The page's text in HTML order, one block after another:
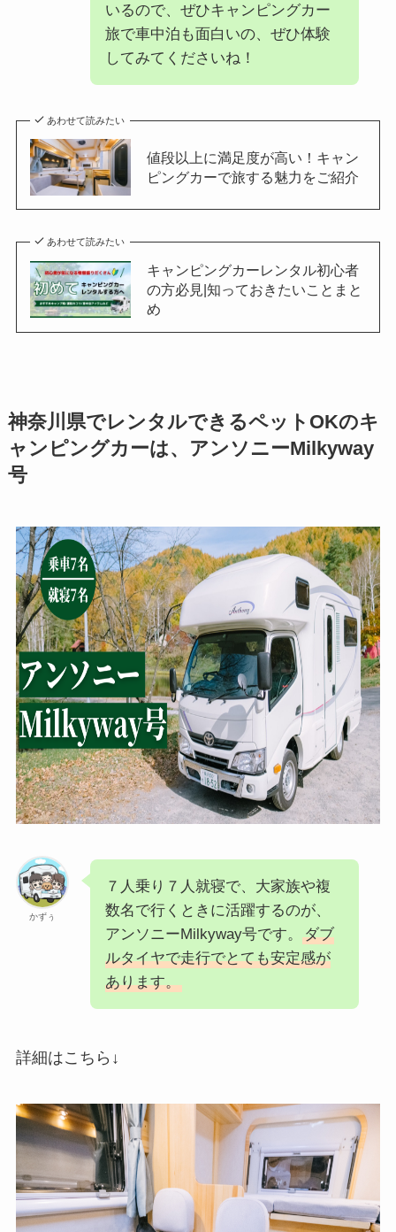
いるので、ぜひキャンピングカー
旅で車中泊も面白いの、ぜひ体験
してみてくださいね！
あわせて読みたい
値段以上に満足度が高い！キャン
ピングカーで旅する魅力をご紹介
あわせて読みたい
キャンピングカーレンタル初心者
の方必見|知っておきたいことまと
め
神奈川県でレンタルできるペットOKのキ
ャンピングカーは、アンソニーMilkyway
号
かずぅ
７人乗り７人就寝で、大家族や複
数名で行くときに活躍するのが、
アンソニーMilkyway号です。
ダブ
ルタイヤで走行でとても安定感が
あります。
詳細はこちら↓